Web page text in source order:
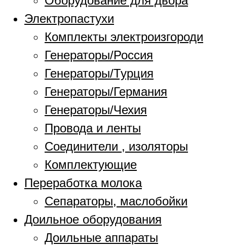
Электропастухи
Комплекты электроизгороди
Генераторы/Россия
Генераторы/Турция
Генераторы/Германия
Генераторы/Чехия
Провода и ленты
Соединители , изоляторы
Комплектующие
Переработка молока
Сепараторы, маслобойки
Доильное оборудования
Доильные аппараты